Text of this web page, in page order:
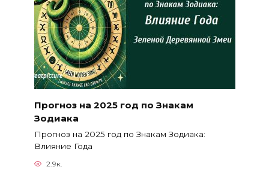
Прогноз на 2025 год по Знакам
Зодиака
Прогноз на 2025 год по Знакам Зодиака:
Влияние Года
2.9к.